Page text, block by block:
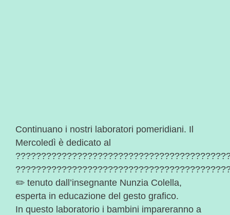
Continuano i nostri laboratori pomeridiani. Il
Mercoledì è dedicato al
✏️ tenuto dall’insegnante Nunzia Colella,
esperta in educazione del gesto grafico.
In questo laboratorio i bambini impareranno a